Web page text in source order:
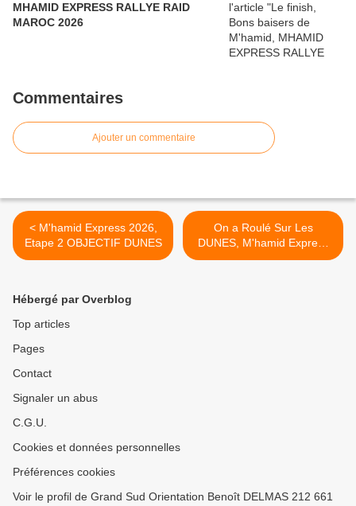
MHAMID EXPRESS RALLYE RAID
MAROC 2026
Commentaires
Ajouter un commentaire
< M'hamid Express 2026,
Etape 2 OBJECTIF DUNES
On a Roulé Sur Les
DUNES, M'hamid Express
2026 Etape 4 >
Hébergé par Overblog
Top articles
Pages
Contact
Signaler un abus
C.G.U.
Cookies et données personnelles
Préférences cookies
Voir le profil de Grand Sud Orientation Benoît DELMAS 212 661